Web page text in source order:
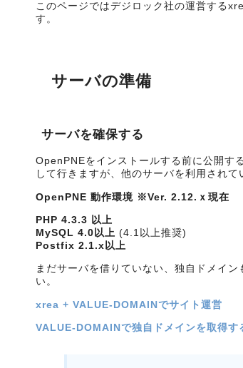
このページではデジロック社の運営する
す。
サーバの準備
サーバを確保する
OpenPNEをインストールする前に公開す
して行きますが、他のサーバを利用され
OpenPNE 動作環境 ※Ver. 2.12.ｘ現在
PHP 4.3.3 以上
MySQL 4.0以上 (4.1以上推奨)
Postfix 2.1.x以上
まだサーバを借りていない、独自ドメイ
い。
xrea + VALUE-DOMAINでサイト運営
VALUE-DOMAINで独自ドメインを取得す